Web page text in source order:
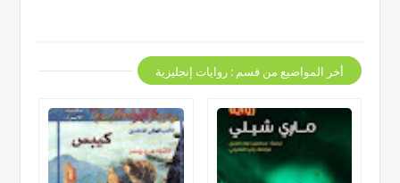
أخر المواضيع من قسم : روايات إنجليزية